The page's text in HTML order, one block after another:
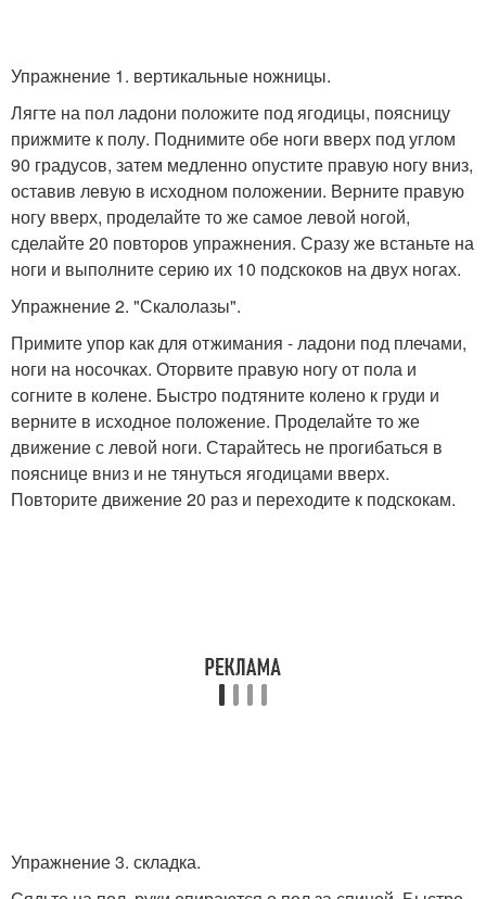
Упражнение 1. вертикальные ножницы.
Лягте на пол ладони положите под ягодицы, поясницу
прижмите к полу. Поднимите обе ноги вверх под углом
90 градусов, затем медленно опустите правую ногу вниз,
оставив левую в исходном положении. Верните правую
ногу вверх, проделайте то же самое левой ногой,
сделайте 20 повторов упражнения. Сразу же встаньте на
ноги и выполните серию их 10 подскоков на двух ногах.
Упражнение 2. "Скалолазы".
Примите упор как для отжимания - ладони под плечами,
ноги на носочках. Оторвите правую ногу от пола и
согните в колене. Быстро подтяните колено к груди и
верните в исходное положение. Проделайте то же
движение с левой ноги. Старайтесь не прогибаться в
пояснице вниз и не тянуться ягодицами вверх.
Повторите движение 20 раз и переходите к подскокам.
Упражнение 3. складка.